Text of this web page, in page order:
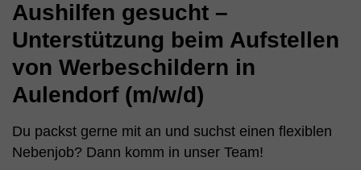
Aushilfen gesucht –
Unterstützung beim Aufstellen
von Werbeschildern in
Aulendorf (m/w/d)
Du packst gerne mit an und suchst einen flexiblen
Nebenjob? Dann komm in unser Team!